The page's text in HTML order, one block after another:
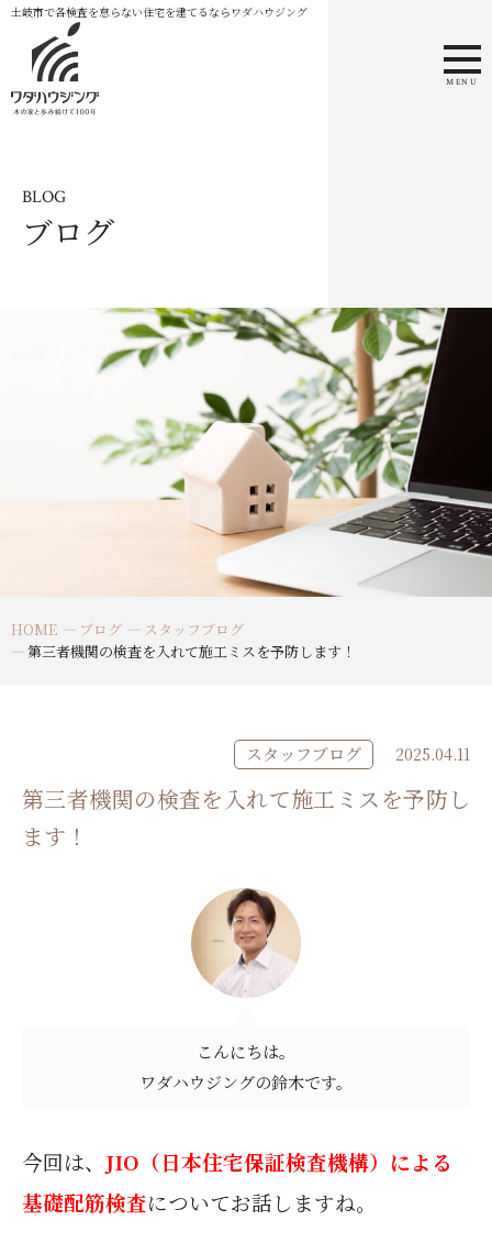
土岐市で各検査を怠らない住宅を建てるならワダハウジング
MENU
BLOG
ブログ
HOME ブログ
スタッフブログ
第三者機関の検査を入れて施工ミスを予防します！
スタッフブログ 2025.04.11
第三者機関の検査を入れて施工ミスを予防し
ます！
こんにちは。
ワダハウジングの鈴木です。
今回は、 JIO（日本住宅保証検査機構）による
基礎配筋検査についてお話しますね。